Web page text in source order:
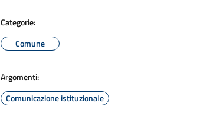
Categorie:
Comune
Argomenti:
Comunicazione istituzionale